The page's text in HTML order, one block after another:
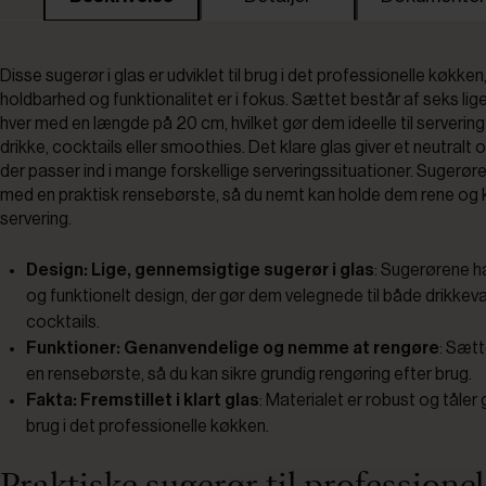
Disse sugerør i glas er udviklet til brug i det professionelle
holdbarhed og funktionalitet er i fokus. Sættet består af seks
hver med en længde på 20 cm, hvilket gør dem ideelle til
drikke, cocktails eller smoothies. Det klare glas giver et neutralt
der passer ind i mange forskellige serveringssituationer.
med en praktisk rensebørste, så du nemt kan holde dem rene
servering.
Design: Lige, gennemsigtige sugerør i glas: Sugerørene
og funktionelt design, der gør dem velegnede til både
cocktails.
Funktioner: Genanvendelige og nemme at rengøre:
en rensebørste, så du kan sikre grundig rengøring efter brug.
Fakta: Fremstillet i klart glas: Materialet er robust og tåler
brug i det professionelle køkken.